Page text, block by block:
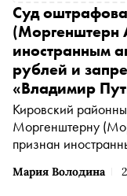
холдинговая
продуктов ‒
запрещена на
с материалов с гимном России,
ведомства
Мария Володина
Суд
(Моргенштерн
иностранным
рублей и
«Владимир
Кировский
Моргенштерну
признан
инстаграме